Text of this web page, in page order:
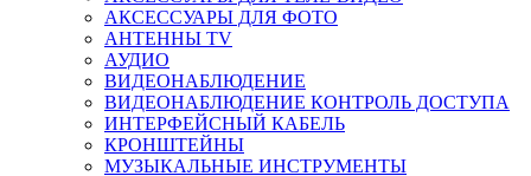
АКСЕССУАРЫ ДЛЯ ФОТО
АНТЕННЫ TV
АУДИО
ВИДЕОНАБЛЮДЕНИЕ
ВИДЕОНАБЛЮДЕНИЕ КОНТРОЛЬ ДОСТУПА
ИНТЕРФЕЙСНЫЙ КАБЕЛЬ
КРОНШТЕЙНЫ
МУЗЫКАЛЬНЫЕ ИНСТРУМЕНТЫ